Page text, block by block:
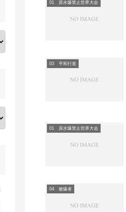
01 原水爆禁止世界大会
03 平和行進
01 原水爆禁止世界大会
04 被爆者